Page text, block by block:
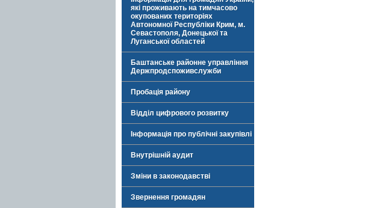
які проживають на тимчасово
окупованих територіях
Автономної Республіки Крим, м.
Севастополя, Донецької та
Луганської областей
Баштанське районне управління
Держпродспоживслужби
Пробація району
Відділ цифрового розвитку
Інформація про публічні закупівлі
Внутрішній аудит
Зміни в законодавстві
Звернення громадян